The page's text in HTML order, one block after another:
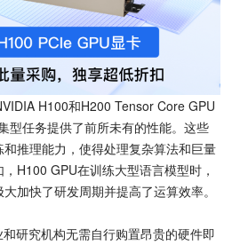
H100和H200 Tensor Core GPU
型任务提供了前所未有的性能。这些
推理能力，使得处理复杂算法和巨量
H100 GPU在训练大型语言模型时，
加快了研发周期并提高了运算效率。
研究机构无需自行购置昂贵的硬件即